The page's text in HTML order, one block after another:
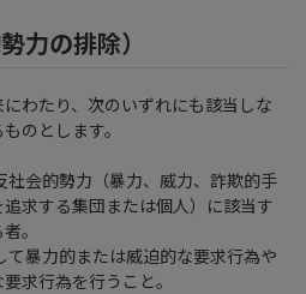
力の排除）
わたり、次のいずれにも該当しな
のとします。
社会的勢力（暴力、威力、詐欺的手
求する集団または個人）に該当す
。
て暴力的または威迫的な要求行為や
求行為を行うこと。